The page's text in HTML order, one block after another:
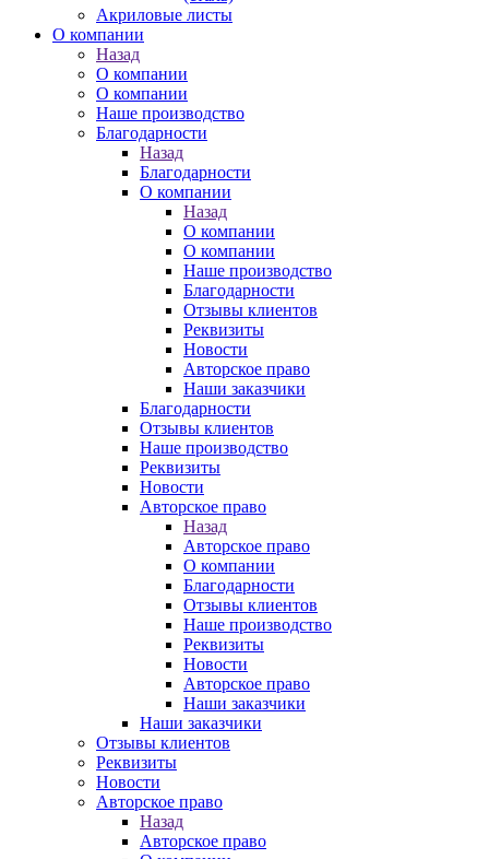
Акриловые листы
О компании
Назад
О компании
О компании
Наше производство
Благодарности
Назад
Благодарности
О компании
Назад
О компании
О компании
Наше производство
Благодарности
Отзывы клиентов
Реквизиты
Новости
Авторское право
Наши заказчики
Благодарности
Отзывы клиентов
Наше производство
Реквизиты
Новости
Авторское право
Назад
Авторское право
О компании
Благодарности
Отзывы клиентов
Наше производство
Реквизиты
Новости
Авторское право
Наши заказчики
Наши заказчики
Отзывы клиентов
Реквизиты
Новости
Авторское право
Назад
Авторское право